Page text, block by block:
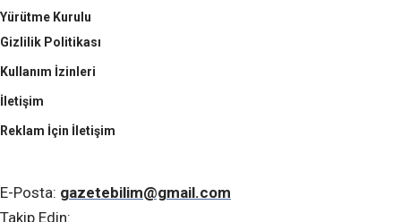
Yürütme Kurulu
Gizlilik Politikası
Kullanım İzinleri
İletişim
Reklam İçin İletişim
Takip Edin:
E-Posta: gazetebilim@gmail.com